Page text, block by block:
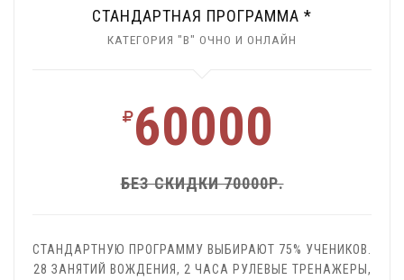
СТАНДАРТНАЯ ПРОГРАММА *
КАТЕГОРИЯ "В" ОЧНО И ОНЛАЙН
60000
БЕЗ СКИДКИ 70000Р.
СТАНДАРТНУЮ ПРОГРАММУ ВЫБИРАЮТ 75% УЧЕНИКОВ.
28 ЗАНЯТИЙ ВОЖДЕНИЯ, 2 ЧАСА РУЛЕВЫЕ ТРЕНАЖЕРЫ,